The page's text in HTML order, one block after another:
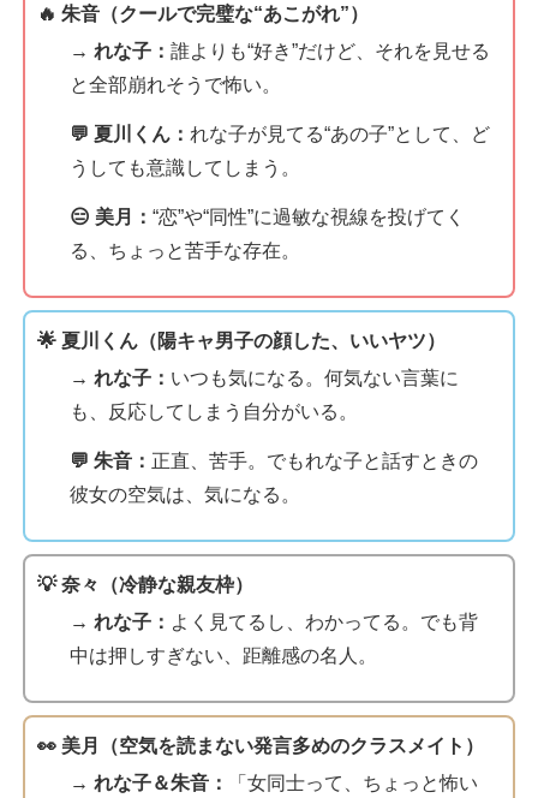
🔥 朱音（クールで完璧な“あこがれ”）
→ れな子：誰よりも“好き”だけど、それを見せる
と全部崩れそうで怖い。
💬 夏川くん： れな子が見てる“あの子”として、ど
うしても意識してしまう。
😑 美月：“恋”や“同性”に過敏な視線を投げてく
る、ちょっと苦手な存在。
🌟 夏川くん（陽キャ男子の顔した、いいヤツ）
→ れな子： いつも気になる。何気ない言葉に
も、反応してしまう自分がいる。
💬 朱音： 正直、苦手。でもれな子と話すときの
彼女の空気は、気になる。
💡 奈々（冷静な親友枠）
→ れな子： よく見てるし、わかってる。でも背
中は押しすぎない、距離感の名人。
👀 美月（空気を読まない発言多めのクラスメイト）
→ れな子＆朱音：
「女同士って、ちょっと怖い